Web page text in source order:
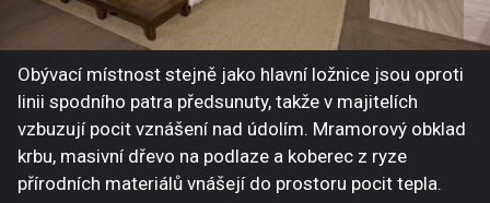
Obývací místnost stejně jako hlavní ložnice jsou oproti
linii spodního patra předsunuty, takže v majitelích
vzbuzují pocit vznášení nad údolím. Mramorový obklad
krbu, masivní dřevo na podlaze a koberec z ryze
přírodních materiálů vnášejí do prostoru pocit tepla.